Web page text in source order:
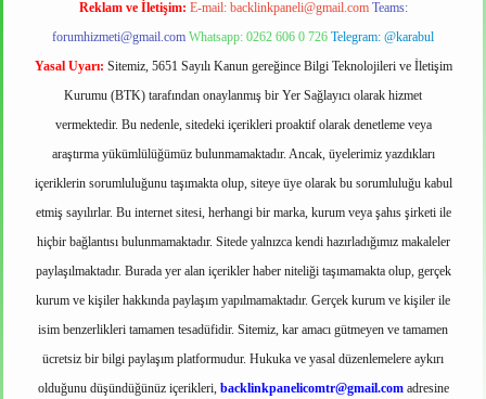
Reklam ve İletişim: E-mail: backlinkpaneli@gmail.com Teams:
forumhizmeti@gmail.com Whatsapp: 0262 606 0 726 Telegram: @karabul
Yasal Uyarı: Sitemiz, 5651 Sayılı Kanun gereğince Bilgi Teknolojileri ve İletişim
Kurumu (BTK) tarafından onaylanmış bir Yer Sağlayıcı olarak hizmet
vermektedir. Bu nedenle, sitedeki içerikleri proaktif olarak denetleme veya
araştırma yükümlülüğümüz bulunmamaktadır. Ancak, üyelerimiz yazdıkları
içeriklerin sorumluluğunu taşımakta olup, siteye üye olarak bu sorumluluğu kabul
etmiş sayılırlar. Bu internet sitesi, herhangi bir marka, kurum veya şahıs şirketi ile
hiçbir bağlantısı bulunmamaktadır. Sitede yalnızca kendi hazırladığımız makaleler
paylaşılmaktadır. Burada yer alan içerikler haber niteliği taşımamakta olup, gerçek
kurum ve kişiler hakkında paylaşım yapılmamaktadır. Gerçek kurum ve kişiler ile
isim benzerlikleri tamamen tesadüfidir. Sitemiz, kar amacı gütmeyen ve tamamen
ücretsiz bir bilgi paylaşım platformudur. Hukuka ve yasal düzenlemelere aykırı
olduğunu düşündüğünüz içerikleri, backlinkpanelicomtr@gmail.comadresine